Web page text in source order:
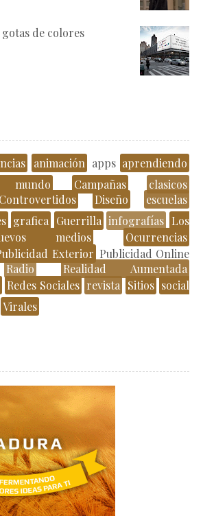
de colores
animación apps aprendiendo
mundo
Campañas
clasicos
Controvertidos Diseño
escuelas
grafica Guerrilla infografías Los
medios
Ocurrencias
Exterior Publicidad Online
Radio
Realidad Aumentada
Redes Sociales revista Sitios social
Virales